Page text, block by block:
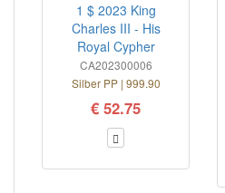
1 $ 2023 King
Charles III - His
Royal Cypher
CA202300006
Silber PP | 999.90
€ 52.75